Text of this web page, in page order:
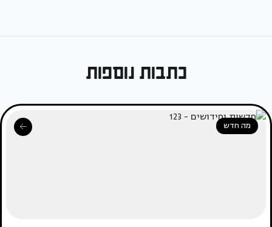
כתבות נוספות
מה חדש